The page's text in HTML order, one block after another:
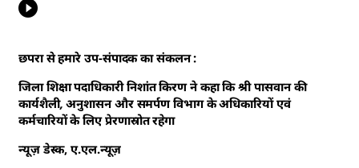
छपरा से हमारे उप-संपादक का संकलन :
जिला शिक्षा पदाधिकारी निशांत किरण ने कहा कि श्री पासवान की
कार्यशैली, अनुशासन और समर्पण विभाग के अधिकारियों एवं
कर्मचारियों के लिए प्रेरणास्रोत रहेगा
न्यूज़ डेस्क, ए.एल.न्यूज़